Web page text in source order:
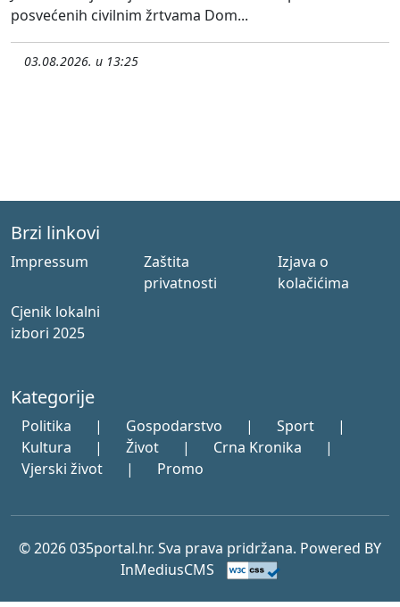
posvećenih civilnim žrtvama Dom...
03.08.2026. u 13:25
Brzi linkovi
Impressum
Zaštita
privatnosti
Izjava o
kolačićima
Cjenik lokalni
izbori 2025
Kategorije
Politika | Gospodarstvo | Sport
|
Kultura
| Život | Crna Kronika
|
Vjerski život
| Promo
© 2026 035portal.hr. Sva prava pridržana. Powered BY
InMediusCMS